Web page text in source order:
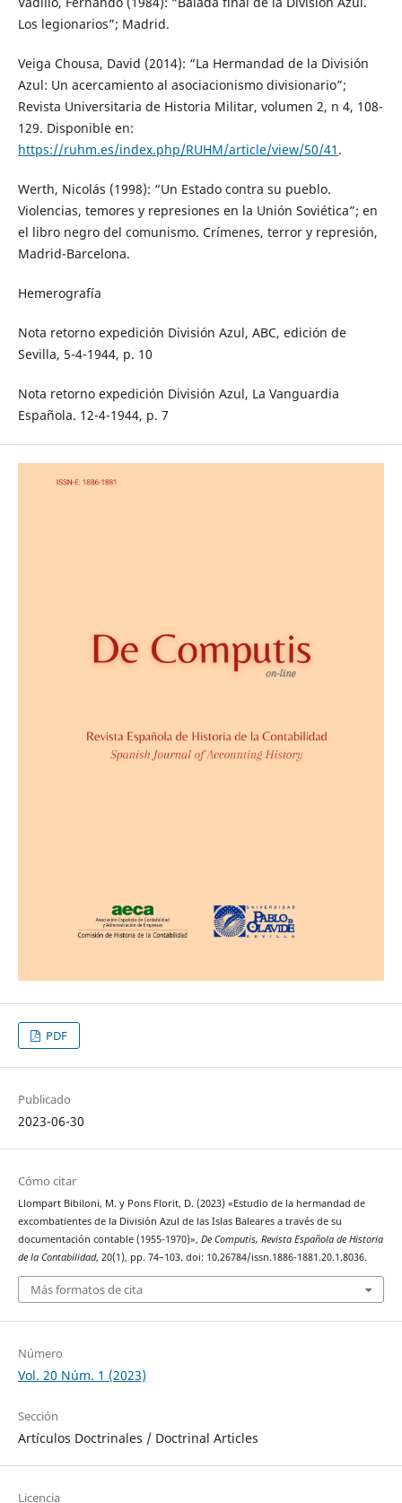
Los legionarios”; Madrid.
Veiga Chousa, David (2014): “La Hermandad de la División
Azul: Un acercamiento al asociacionismo divisionario”;
Revista Universitaria de Historia Militar, volumen 2, n 4, 108-
129. Disponible en:
https://ruhm.es/index.php/RUHM/article/view/50/41 .
Werth, Nicolás (1998): “Un Estado contra su pueblo.
Violencias, temores y represiones en la Unión Soviética”; en
el libro negro del comunismo. Crímenes, terror y represión,
Madrid-Barcelona.
Hemerografía
Nota retorno expedición División Azul, ABC, edición de
Sevilla, 5-4-1944, p. 10
Nota retorno expedición División Azul, La Vanguardia
Española. 12-4-1944, p. 7
PDF
Publicado
2023-06-30
Cómo citar
Llompart Bibiloni, M. y Pons Florit, D. (2023) «Estudio de la hermandad de
excombatientes de la División Azul de las Islas Baleares a través de su
documentación contable (1955-1970)», De Computis, Revista Española de Historia
de la Contabilidad, 20(1), pp. 74–103. doi: 10.26784/issn.1886-1881.20.1.8036.
Más formatos de cita
Número
Vol. 20 Núm. 1 (2023)
Sección
Artículos Doctrinales / Doctrinal Articles
Licencia